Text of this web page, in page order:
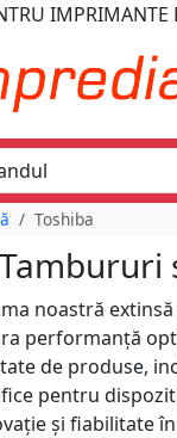
IMPRIMANTE
Toshiba
noastră
performanță
de produse,
pentru
și fiabilitate